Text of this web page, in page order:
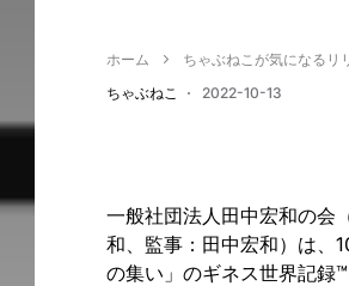
ホーム
ちゃぶねこが気になるリ
ちゃぶねこ
2022-10-13
一般社団法人田中宏和の会
和、監事：田中宏和）は、
の集い」のギネス世界記録